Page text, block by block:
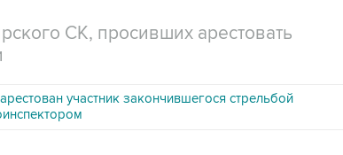
СК, просивших арестовать
участник закончившегося стрельбой